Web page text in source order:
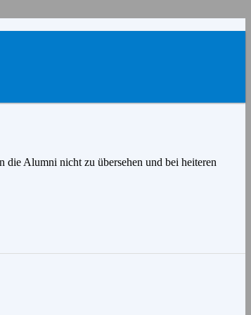
Alumni nicht zu übersehen und bei heiteren